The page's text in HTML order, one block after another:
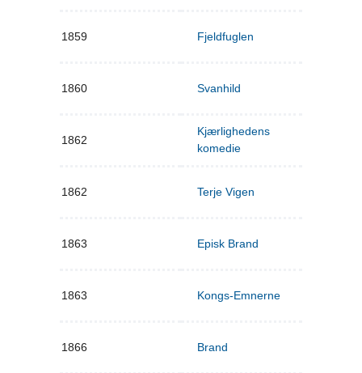
1859 Fjeldfuglen
1860 Svanhild
1862
Kjærlighedens
komedie
1862 Terje Vigen
1863 Episk Brand
1863 Kongs-Emnerne
1866 Brand